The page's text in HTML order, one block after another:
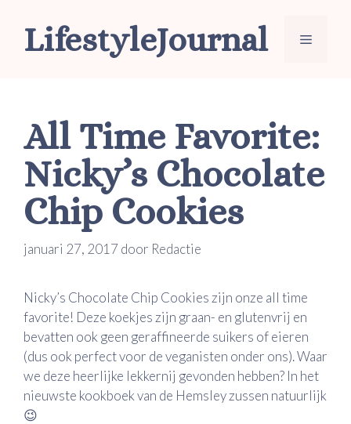
LifestyleJournal Menu
All Time Favorite:
Nicky’s Chocolate
Chip Cookies
januari 27, 2017 door Redactie
Nicky’s Chocolate Chip Cookies zijn onze all time
favorite! Deze koekjes zijn graan- en glutenvrij en
bevatten ook geen geraffineerde suikers of eieren
(dus ook perfect voor de veganisten onder ons). Waar
we deze heerlijke lekkernij gevonden hebben? In het
nieuwste kookboek van de Hemsley zussen natuurlijk
😉